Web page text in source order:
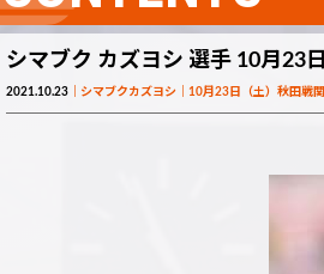
シマブク カズヨシ 選手 10月23
2021.10.23 シマブクカズヨシ 10月23日（土）秋田戦